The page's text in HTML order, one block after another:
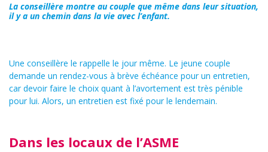
La conseillère montre au couple que même dans leur situation,
il y a un chemin dans la vie avec l’enfant.
Une conseillère le rappelle le jour même. Le jeune couple
demande un rendez-vous à brève échéance pour un entretien,
car devoir faire le choix quant à l’avortement est très pénible
pour lui. Alors, un entretien est fixé pour le lendemain.
Dans les locaux de l’ASME